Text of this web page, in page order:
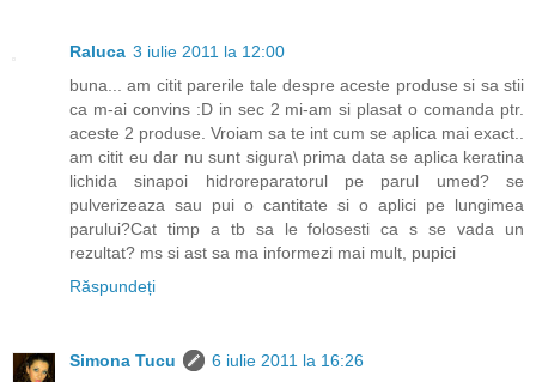
Raluca 3 iulie 2011 la 12:00
buna... am citit parerile tale despre aceste produse si sa stii
ca m-ai convins :D in sec 2 mi-am si plasat o comanda ptr.
aceste 2 produse. Vroiam sa te int cum se aplica mai exact..
am citit eu dar nu sunt sigura\ prima data se aplica keratina
lichida sinapoi hidroreparatorul pe parul umed? se
pulverizeaza sau pui o cantitate si o aplici pe lungimea
parului?Cat timp a tb sa le folosesti ca s se vada un
rezultat? ms si ast sa ma informezi mai mult, pupici
Răspundeți
Simona Tucu
6 iulie 2011 la 16:26